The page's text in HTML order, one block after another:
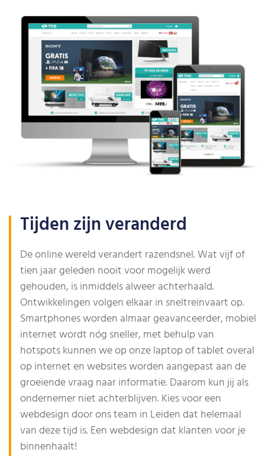
Tijden zijn veranderd
De online wereld verandert razendsnel. Wat vijf of
tien jaar geleden nooit voor mogelijk werd
gehouden, is inmiddels alweer achterhaald.
Ontwikkelingen volgen elkaar in sneltreinvaart op.
Smartphones worden almaar geavanceerder, mobiel
internet wordt nóg sneller, met behulp van
hotspots kunnen we op onze laptop of tablet overal
op internet en websites worden aangepast aan de
groeiende vraag naar informatie. Daarom kun jij als
ondernemer niet achterblijven. Kies voor een
webdesign door ons team in Leiden dat helemaal
van deze tijd is. Een webdesign dat klanten voor je
binnenhaalt!